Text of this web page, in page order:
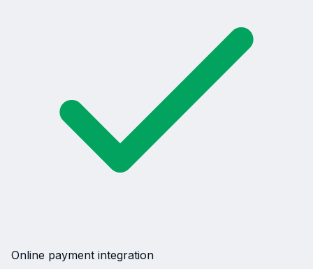
Online payment integration